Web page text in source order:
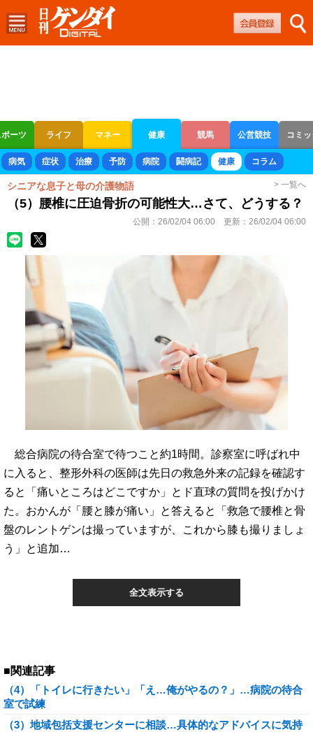
ーツ ライフ マネー 健康 競馬 公営競技 コミ
ボートレース 競輪 オートレース
病気 症状 治療 予防 病院 闘病記 健康 コラム
シニアな息子と母の介護物語 > 一覧へ
（5）腰椎に圧迫骨折の可能性大…さて、どうする？
公開： 26/02/04 06:00 更新： 26/02/04 06:00
総合病院の待合室で待つこと約1時間。診察室に呼ばれ中
に入ると、整形外科の医師は先日の救急外来の記録を確認す
ると「痛いところはどこですか」とド直球の質問を投げかけ
た。おかんが「腰と膝が痛い」と答えると「救急で腰椎と骨
盤のレントゲンは撮っていますが、これから膝も撮りましょ
う」と追加…
全文表示する
■関連記事
（4）「トイレに行きたい」「え…俺がやるの？」…病院の待合
室で試練
（3）地域包括支援センターに相談…具体的なアドバイスに気持